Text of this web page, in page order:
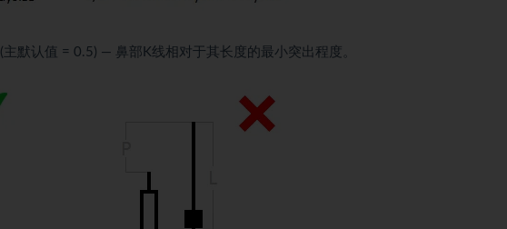
(主默认值 = 0.5) — 鼻部K线相对于其长度的最小突出程度。